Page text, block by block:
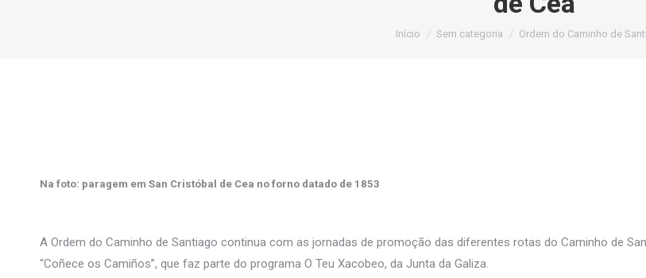
Você está aqui:
Início Sem categoria Ordem do Caminho de
Na foto: paragem em San Cristóbal de Cea no forno datado de 1853
A Ordem do Caminho de Santiago continua com as jornadas de promoção das diferentes rotas do Caminho de
“Coñece os Camiños”, que faz parte do programa O Teu Xacobeo, da Junta da Galiza.